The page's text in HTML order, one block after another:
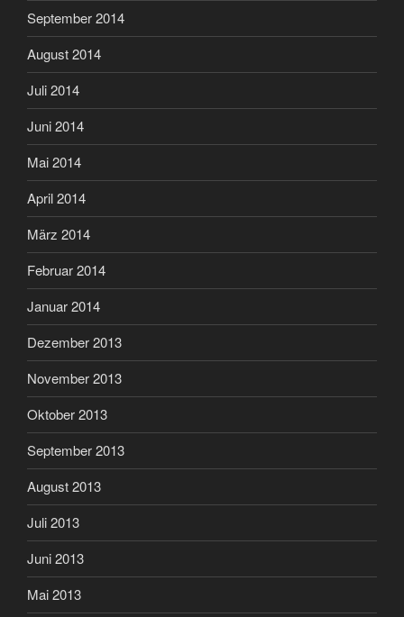
September 2014
August 2014
Juli 2014
Juni 2014
Mai 2014
April 2014
März 2014
Februar 2014
Januar 2014
Dezember 2013
November 2013
Oktober 2013
September 2013
August 2013
Juli 2013
Juni 2013
Mai 2013